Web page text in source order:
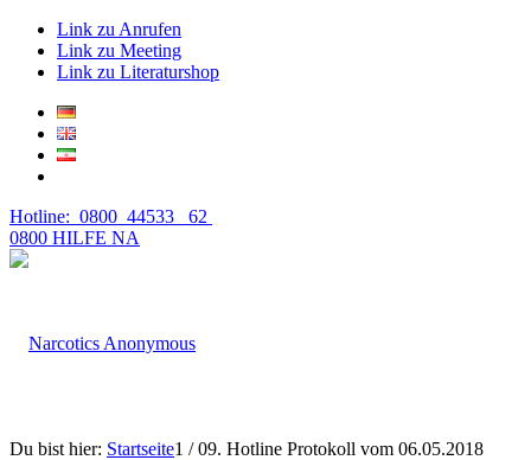
Link zu Anrufen
Link zu Meeting
Link zu Literaturshop
Hotline: 0800 44533 62
0800 HILFE NA
Du bist hier: Startseite1 / 09. Hotline Protokoll vom 06.05.2018